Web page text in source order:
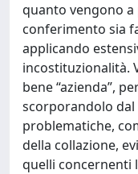
quanto vengono
conferimento sia
applicando
incostituzionalità.
bene “azienda”,
scorporandolo
problematiche,
della collazione,
quelli concernenti